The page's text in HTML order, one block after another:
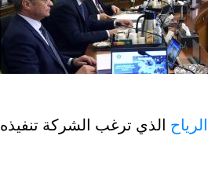
الذي ترغب الشركة تنفيذه